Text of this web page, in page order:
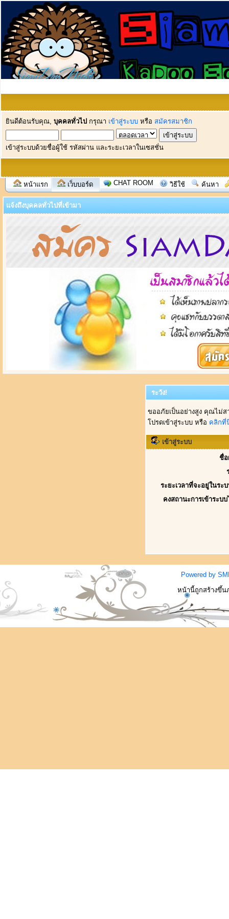
ยินดีต้อนรับคุณ, บุคคลทั่วไป กรุณา เข้าสู่ระบบ หรือ สมัครสมาชิก
เข้าสู่ระบบด้วยชื่อผู้ใช้ รหัสผ่าน และระยะเวลาในเซสชั่น
หน้าแรก เว็บบอร์ด CHAT ROOM วิธีใช้ ค้นหา
แจ้งถึงบุคคลทั่วไปที่เข้ามา
ระวัง!
ขออภัยเป็นอย่างสูง คุณไม่
โปรดเข้าสู่ระบบ หรือ คลิกที่
เข้าสู่ระบบ
ชื่อ
ระยะเวลาที่จะอยู่ในระ
คงสถานะการเข้าระบ
Powered by
หน้านี้ถูกสร้างขึ้น